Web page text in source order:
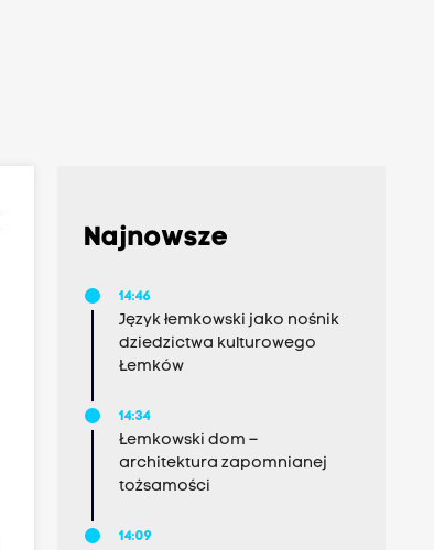
Najnowsze
14:46
Język łemkowski jako nośnik
dziedzictwa kulturowego
Łemków
14:34
Łemkowski dom –
architektura zapomnianej
tożsamości
14:09